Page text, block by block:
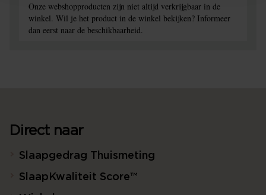
Onze webshopproducten zijn niet altijd verkrijgbaar in de
winkel. Wil je het product in de winkel bekijken? Informeer
dan eerst naar de beschikbaarheid.
Direct naar
Slaapgedrag Thuismeting
SlaapKwaliteit Score™